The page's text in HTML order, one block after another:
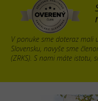
V ponuke sme doteraz mali
Slovensku, navyše sme
(ZRKS). S nami máte istotu,